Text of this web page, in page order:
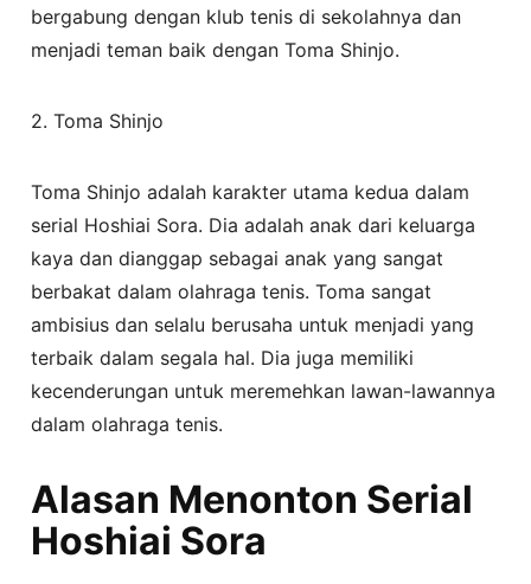
bergabung dengan klub tenis di sekolahnya dan
menjadi teman baik dengan Toma Shinjo.
2. Toma Shinjo
Toma Shinjo adalah karakter utama kedua dalam
serial Hoshiai Sora. Dia adalah anak dari keluarga
kaya dan dianggap sebagai anak yang sangat
berbakat dalam olahraga tenis. Toma sangat
ambisius dan selalu berusaha untuk menjadi yang
terbaik dalam segala hal. Dia juga memiliki
kecenderungan untuk meremehkan lawan-lawannya
dalam olahraga tenis.
Alasan Menonton Serial
Hoshiai Sora